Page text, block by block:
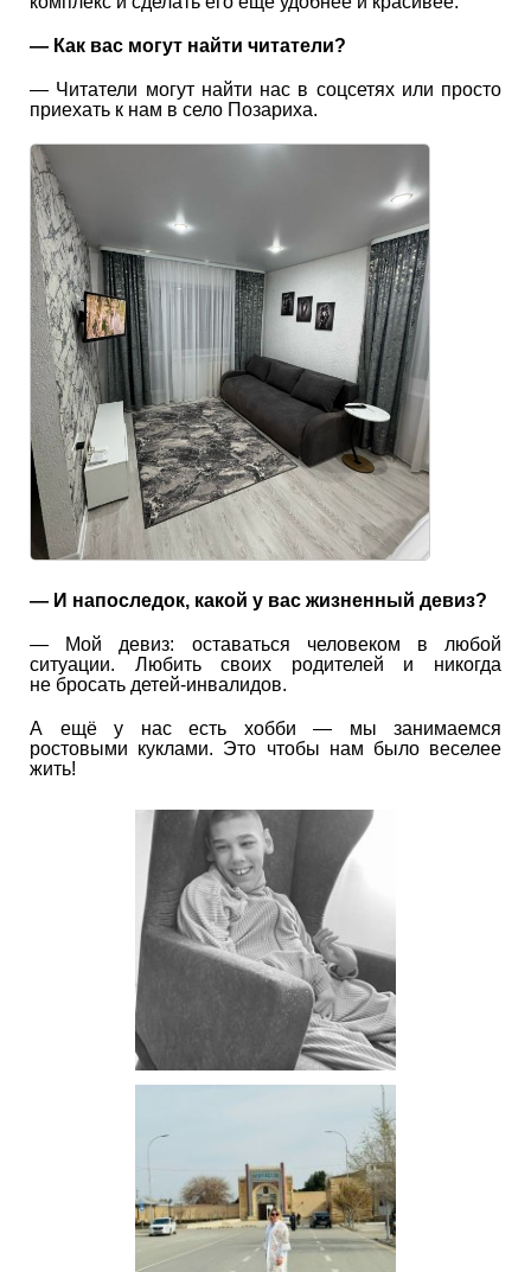
— Как вас могут найти читатели?
— Читатели могут найти нас в соцсетях или просто
приехать к нам в село Позариха.
— И напоследок, какой у вас жизненный девиз?
— Мой девиз: оставаться человеком в любой
ситуации. Любить своих родителей и никогда
не бросать детей-инвалидов.
А ещё у нас есть хобби — мы занимаемся
ростовыми куклами. Это чтобы нам было веселее
жить!